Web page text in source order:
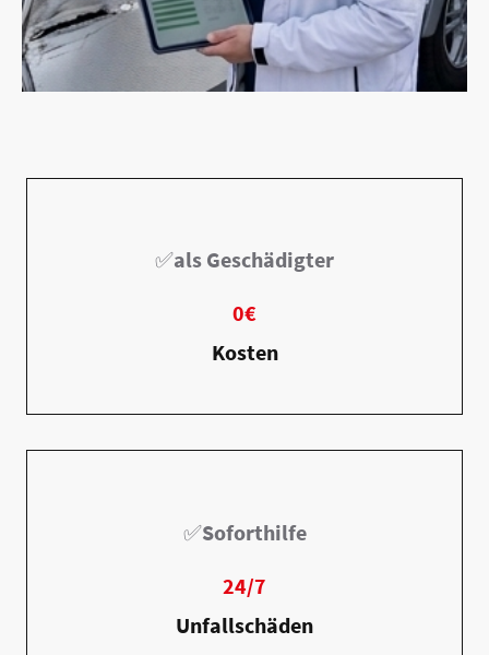
✅als Geschädigter
0€
Kosten
✅Soforthilfe
24/7
Unfallschäden